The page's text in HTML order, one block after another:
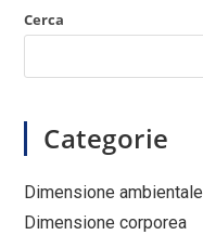
Cerca
Categorie
Dimensione ambientale
Dimensione corporea